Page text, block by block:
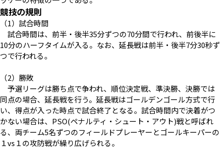
競技の規則
（1）試合時間
試合時間は、前半・後半35分ずつの70分間で行われ、前後半に
10分のハーフタイムが入る。なお、延長戦は前半・後半7分30秒ず
つで行われる。
（2）勝敗
予選リーグは勝ち点で争われ、順位決定戦、準決勝、決勝では
同点の場合、延長戦を行う。延長戦はゴールデンゴール方式で行
い、得点が入った時点で試合終了となる。試合時間内で決着がつ
かない場合は、PSO(ペナルティ・シュート・アウト)戦と呼ばれ
る、両チーム5名ずつのフィールドプレーヤーとゴールキーパーの
１vs１の攻防戦が繰り広げられる。